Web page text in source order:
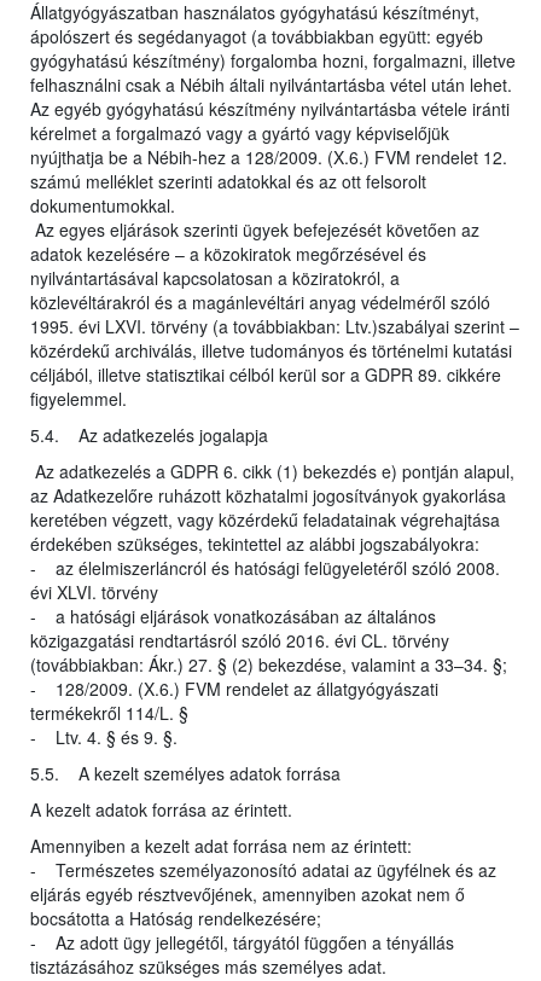
Állatgyógyászatban használatos gyógyhatású készítményt,
ápolószert és segédanyagot (a továbbiakban együtt: egyéb
gyógyhatású készítmény) forgalomba hozni, forgalmazni, illetve
felhasználni csak a Nébih általi nyilvántartásba vétel után lehet.
Az egyéb gyógyhatású készítmény nyilvántartásba vétele iránti
kérelmet a forgalmazó vagy a gyártó vagy képviselőjük
nyújthatja be a Nébih-hez a 128/2009. (X.6.) FVM rendelet 12.
számú melléklet szerinti adatokkal és az ott felsorolt
dokumentumokkal.
Az egyes eljárások szerinti ügyek befejezését követően az
adatok kezelésére – a közokiratok megőrzésével és
nyilvántartásával kapcsolatosan a köziratokról, a
közlevéltárakról és a magánlevéltári anyag védelméről szóló
1995. évi LXVI. törvény (a továbbiakban: Ltv.)szabályai szerint –
közérdekű archiválás, illetve tudományos és történelmi kutatási
céljából, illetve statisztikai célból kerül sor a GDPR 89. cikkére
figyelemmel.
5.4. Az adatkezelés jogalapja
Az adatkezelés a GDPR 6. cikk (1) bekezdés e) pontján alapul,
az Adatkezelőre ruházott közhatalmi jogosítványok gyakorlása
keretében végzett, vagy közérdekű feladatainak végrehajtása
érdekében szükséges, tekintettel az alábbi jogszabályokra:
- az élelmiszerláncról és hatósági felügyeletéről szóló 2008.
évi XLVI. törvény
- a hatósági eljárások vonatkozásában az általános
közigazgatási rendtartásról szóló 2016. évi CL. törvény
(továbbiakban: Ákr.) 27. § (2) bekezdése, valamint a 33–34. §;
- 128/2009. (X.6.) FVM rendelet az állatgyógyászati
termékekről 114/L. §
- Ltv. 4. § és 9. §.
5.5. A kezelt személyes adatok forrása
A kezelt adatok forrása az érintett.
Amennyiben a kezelt adat forrása nem az érintett:
- Természetes személyazonosító adatai az ügyfélnek és az
eljárás egyéb résztvevőjének, amennyiben azokat nem ő
bocsátotta a Hatóság rendelkezésére;
- Az adott ügy jellegétől, tárgyától függően a tényállás
tisztázásához szükséges más személyes adat.